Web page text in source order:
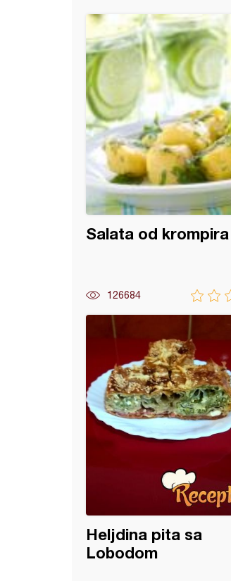
Salata od krompira
126684
Heljdina pita sa
Lobodom
piletine i pirinča